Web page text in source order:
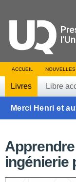
ACCUEIL NOUVELLES
Livres Libre
Merci Henri et
ingénierie